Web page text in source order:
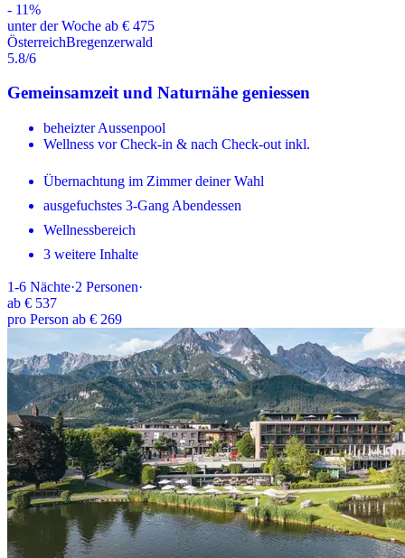
- 11%
unter der Woche ab € 475
ÖsterreichBregenzerwald
5.8/6
Gemeinsamzeit und Naturnähe geniessen
beheizter Aussenpool
Wellness vor Check-in & nach Check-out inkl.
Übernachtung im Zimmer deiner Wahl
ausgefuchstes 3-Gang Abendessen
Wellnessbereich
3 weitere Inhalte
1-6 Nächte·2 Personen·
ab € 537
pro Person ab € 269